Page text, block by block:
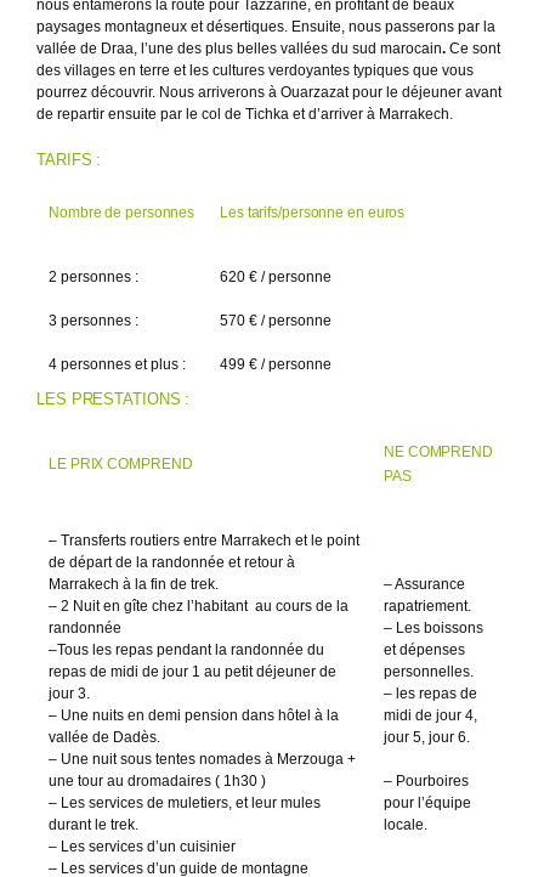
nous entamerons la route pour Tazzarine, en profitant de beaux
paysages montagneux et désertiques. Ensuite, nous passerons par la
vallée de Draa, l’une des plus belles vallées du sud marocain. Ce sont
des villages en terre et les cultures verdoyantes typiques que vous
pourrez découvrir. Nous arriverons à Ouarzazat pour le déjeuner avant
de repartir ensuite par le col de Tichka et d’arriver à Marrakech.
TARIFS :
Nombre de personnes Les tarifs/personne en euros
2 personnes : 620 € / personne
3 personnes : 570 € / personne
4 personnes et plus : 499 € / personne
LES PRESTATIONS :
LE PRIX COMPREND
NE COMPREND
PAS
– Transferts routiers entre Marrakech et le point
de départ de la randonnée et retour à
Marrakech à la fin de trek.
– 2 Nuit en gîte chez l’habitant au cours de la
randonnée
–Tous les repas pendant la randonnée du
repas de midi de jour 1 au petit déjeuner de
jour 3.
– Une nuits en demi pension dans hôtel à la
vallée de Dadès.
– Une nuit sous tentes nomades à Merzouga +
une tour au dromadaires ( 1h30 )
– Les services de muletiers, et leur mules
durant le trek.
– Les services d’un cuisinier
– Les services d’un guide de montagne
– Assurance
rapatriement.
– Les boissons
et dépenses
personnelles.
– les repas de
midi de jour 4,
jour 5, jour 6.
– Pourboires
pour l’équipe
locale.